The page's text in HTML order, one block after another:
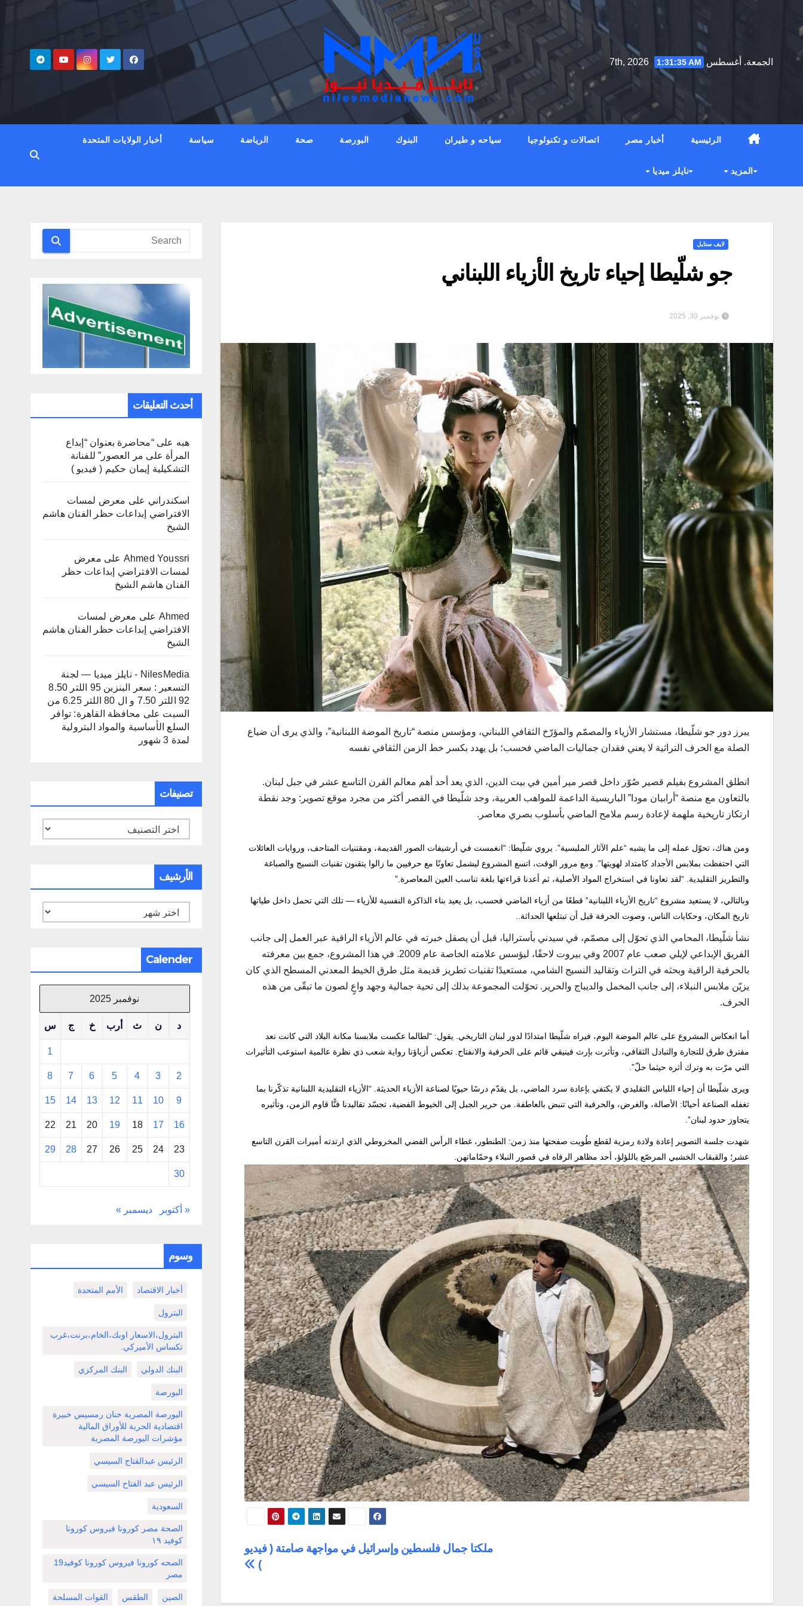
to
الجمعة. أغسطس 7th, 2026
1:31:37 AM
الرئيسية أخبار مصر اتصالات و تكنولوجيا سياحه و طيران البنوك البورصة صحة الرياضة سياسة أخبار الولايات المتحدة
المزيد نايلز ميديا
لايف ستايل
جو شلّيطا إحياء تاريخ الأزياء اللبناني
نوفمبر 30, 2025
يبرز دور جو شلّيطا، مستشار الأزياء والمصمّم والمؤرّخ الثقافي اللبناني، ومؤسس منصة “تاريخ الموضة اللبنانية”، والذي يرى أن ضياع
الصلة مع الحرف التراثية لا يعني فقدان جماليات الماضي فحسب؛ بل يهدد بكسر خط الزمن الثقافي نفسه
انطلق المشروع بفيلم قصير صُوّر داخل قصر مير أمين في بيت الدين، الذي يعد أحد أهم معالم القرن التاسع عشر في جبل لبنان.
بالتعاون مع منصة “أرابيان مودا” الباريسية الداعمة للمواهب العربية، وجد شلّيطا في القصر أكثر من مجرد موقع تصوير: وجد نقطة
ارتكاز تاريخية ملهمة لإعادة رسم ملامح الماضي بأسلوب بصري معاصر.
ومن هناك، تحوّل عمله إلى ما يشبه “علم الآثار الملبسية”. يروي شلّيطا: “انغمست في أرشيفات الصور القديمة، ومقتنيات المتاحف، وروايات العائلات
التي احتفظت بملابس الأجداد كامتداد لهويتها”. ومع مرور الوقت، اتسع المشروع ليشمل تعاونًا مع حرفيين ما زالوا يتقنون تقنيات النسيج والصباغة
والتطريز التقليدية. “لقد تعاونا في استخراج المواد الأصلية، ثم أعدنا قراءتها بلغة تناسب العين المعاصرة.”
وبالتالي، لا يستعيد مشروع “تاريخ الأزياء اللبنانية” قطعًا من أزياء الماضي فحسب، بل يعيد بناء الذاكرة النفسية للأزياء — تلك التي تحمل داخل طياتها
تاريخ المكان، وحكايات الناس، وصوت الحرفة قبل أن تبتلعها الحداثة..
نشأ شلّيطا، المحامي الذي تحوّل إلى مصمّم، في سيدني بأستراليا، قبل أن يصقل خبرته في عالم الأزياء الراقية عبر العمل إلى جانب
الفريق الإبداعي لإيلي صعب عام 2007 وفي بيروت لاحقًا، ليؤسس علامته الخاصة عام 2009. في هذا المشروع، جمع بين معرفته
بالحرفية الراقية وبحثه في التراث وتقاليد النسيج الشامي، مستعيدًا تقنيات تطريز قديمة مثل طرق الخيط المعدني المسطح الذي كان
يزيّن ملابس النبلاء، إلى جانب المخمل والديباج والحرير. تحوّلت المجموعة بذلك إلى تحية جمالية وجهد واعٍ لصون ما تبقّى من هذه
الحرف.
أما انعكاس المشروع على عالم الموضة اليوم، فيراه شلّيطا امتدادًا لدور لبنان التاريخي. يقول: “لطالما عكست ملابسنا مكانة البلاد التي كانت تعد
مفترق طرق للتجارة والتبادل الثقافي، وتأثرت بإرث فينيقي قائم على الحرفية والانفتاح. تعكس أزياؤنا رواية شعب ذي نظرة عالمية استوعب التأثيرات
التي مرّت به وترك أثره حيثما حلّ”.
ويرى شلّيطا أن إحياء اللباس التقليدي لا يكتفي بإعادة سرد الماضي، بل يقدّم درسًا حيويًا لصناعة الأزياء الحديثة. “الأزياء التقليدية اللبنانية تذكّرنا بما
تغفله الصناعة أحيانًا: الأصالة، والغرض، والحرفية التي تنبض بالعاطفة. من حرير الجبل إلى الخيوط الفضية، تجسّد تقاليدنا فنًّا قاوم الزمن، وتأثيره
يتجاوز حدود لبنان”.
شهدت جلسة التصوير إعادة ولادة رمزية لقطع طُويت صفحتها منذ زمن: الطنطور، غطاء الرأس الفضي المخروطي الذي ارتدته أميرات القرن التاسع
عشر؛ والقبقاب الخشبي المرصّع باللؤلؤ، أحد مظاهر الرفاه في قصور النبلاء وحمّاماتهن.
ملكتا جمال فلسطين وإسرائيل في مواجهة صامتة ( فيديو
)
أحدث التعليقات
هبه على“محاضرة بعنوان “إبداع
المرأة على مر العصور” للفنانة
التشكيلية إيمان حكيم ( فيديو )
اسكندراني على معرض لمسات
الافتراضي إبداعات حظر الفنان هاشم
الشيخ
Ahmed Youssri على معرض
لمسات الافتراضي إبداعات حظر
الفنان هاشم الشيخ
Ahmed على معرض لمسات
الافتراضي إبداعات حظر الفنان هاشم
الشيخ
NilesMedia - نايلز ميديا — لجنة
التسعير : سعر البنزين 95 اللتر 8.50
92 اللتر 7.50 و ال 80 اللتر 6.25 من
السبت على محافظة القاهرة: توافر
السلع الأساسية والمواد البترولية
لمدة 3 شهور
تصنيفات
تصنيفات
الأرشيف
الأرشيف
Calender
نوفمبر 2025
د ن ث أرب خ ج س
1
2
3
4
5
6
7
8
9
10
11
12
13
14
15
16
17
18
19
20
21
22
23
24
25
26
27
28
29
30
« أكتوبر ديسمبر »
وسوم
أخبار الاقتصاد الأمم المتحدة
البترول
البترول،الاسعار اوبك،الخام،برنت،غرب
تكساس الأميركي.
البنك الدولي البنك المركزي
البورصة
البورصة المصرية حنان رمسيس خبيرة
اقتصادية الحرية للأوراق المالية
مؤشرات البورصة المصرية
الرئيس عبدالفتاح السيسي
الرئيس عبد الفتاح السيسي
السعودية
الصحة مصر كورونا فيروس كورونا
كوفيد ١٩
الصحه كورونا فيروس كورونا كوفيد19
مصر
الصين الطقس القوات المسلحة